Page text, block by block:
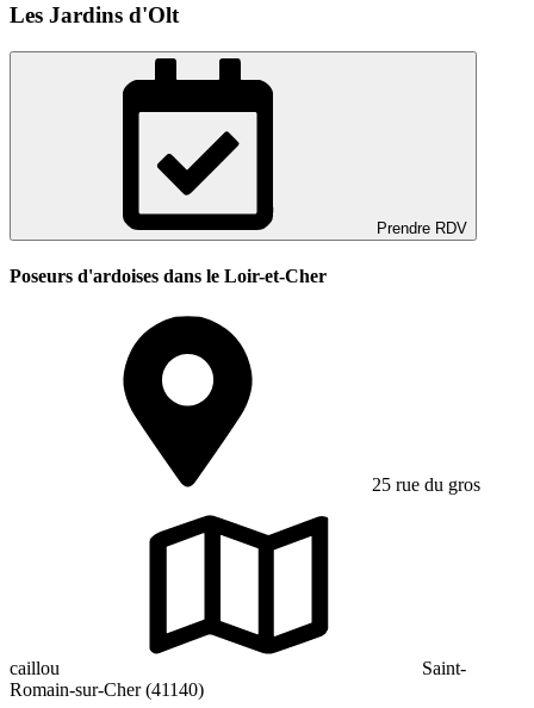
Les Jardins d'Olt
Prendre RDV
Poseurs d'ardoises dans le Loir-et-Cher
25 rue du gros
caillou
Saint-
Romain-sur-Cher (41140)